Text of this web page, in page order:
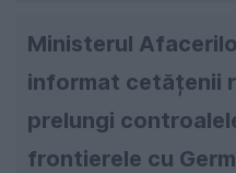
Ministerul
informat cetățenii
prelungi
frontierele cu